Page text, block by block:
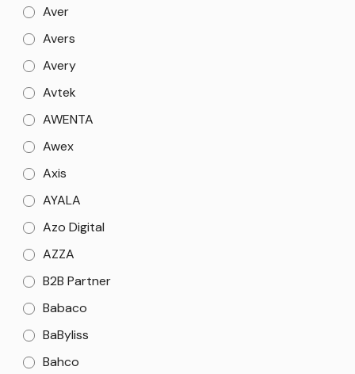
Aver
Avers
Avery
Avtek
AWENTA
Awex
Axis
AYALA
Azo Digital
AZZA
B2B Partner
Babaco
BaByliss
Bahco